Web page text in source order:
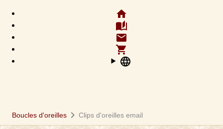
home
auto_stories
email
shopping_cart
language
Boucles d'oreilles chevron_right Clips d'oreilles email